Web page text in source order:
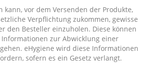
kann, vor dem Versenden der Produkte,
Verpflichtung zukommen, gewisse
den Besteller einzuholen. Diese können
zur Abwicklung einer
eHygiene wird diese Informationen
sofern es ein Gesetz verlangt.